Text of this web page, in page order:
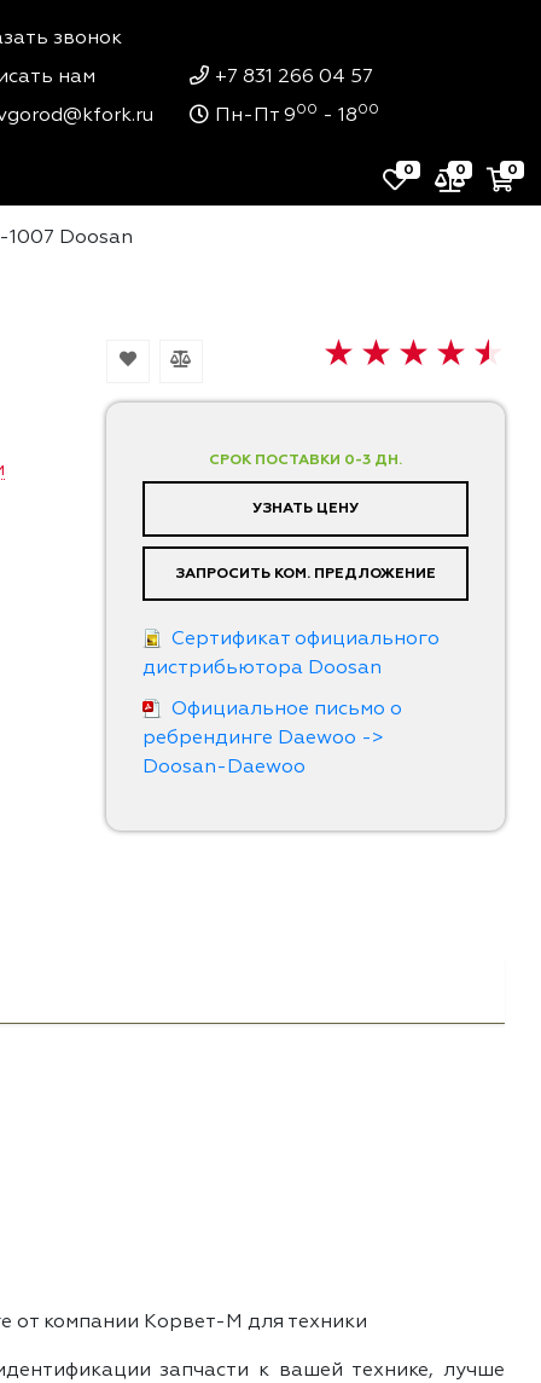
звонок
нам
+7 831 266 04 57
Пн-Пт 900 - 1800
0 0 0
Doosan
СРОК ПОСТАВКИ 0-3 ДН.
УЗНАТЬ ЦЕНУ
ЗАПРОСИТЬ КОМ. ПРЕДЛОЖЕНИЕ
Сертификат официального
дистрибьютора Doosan
Официальное письмо о
ребрендинге Daewoo ->
Doosan-Daewoo
от компании Корвет-М для техники
запчасти к вашей технике, лучше